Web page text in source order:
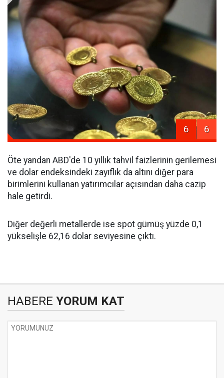
6 6
Öte yandan ABD'de 10 yıllık tahvil faizlerinin gerilemesi
ve dolar endeksindeki zayıflık da altını diğer para
birimlerini kullanan yatırımcılar açısından daha cazip
hale getirdi.
Diğer değerli metallerde ise spot gümüş yüzde 0,1
yükselişle 62,16 dolar seviyesine çıktı.
HABERE YORUM KAT